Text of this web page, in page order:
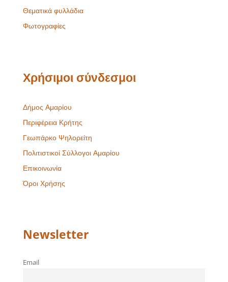
Θεματικά φυλλάδια
Φωτογραφίες
Χρήσιμοι σύνδεσμοι
Δήμος Αμαρίου
Περιφέρεια Κρήτης
Γεωπάρκο Ψηλορείτη
Πολιτιστικοί Σύλλογοι Αμαρίου
Επικοινωνία
Όροι Χρήσης
Newsletter
Email